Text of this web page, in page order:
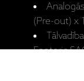
(Pre-out) x 1
Esoteric